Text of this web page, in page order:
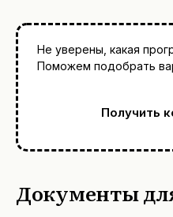
Не уверены, какая
Поможем подобрать
Получить
Документы